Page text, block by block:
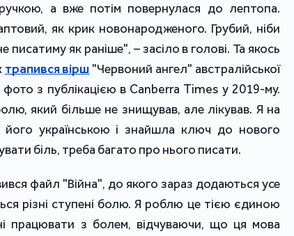
а вже потім повернулася до лептопа.
як крик новонародженого. Грубий, ніби
писатиму як раніше", – засіло в голові. Та якось
трапився вірш "Червоний ангел" австралійської
з публікацією в Canberra Times у 2019-му.
який більше не знищував, але лікував. Я на
його українською і знайшла ключ до нового
біль, треба багато про нього писати.
файл "Війна", до якого зараз додаються усе
різні ступені болю. Я роблю це тією єдиною
працювати з болем, відчуваючи, що ця мова